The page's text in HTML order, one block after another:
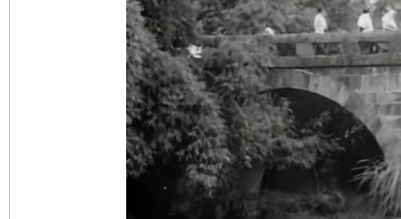
网上购药对药下症？